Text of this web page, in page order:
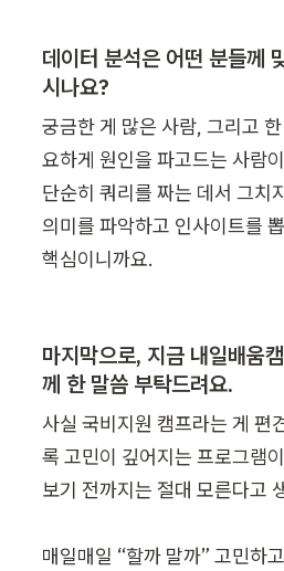
데이터 분석은 어떤 분들께
시나요?
궁금한 게 많은 사람, 그리고
요하게 원인을 파고드는 사람
단순히 쿼리를 짜는 데서 그치
의미를 파악하고 인사이트를
핵심이니까요.
마지막으로, 지금 내일배움
께 한 말씀 부탁드려요.
사실 국비지원 캠프라는 게 편
록 고민이 깊어지는 프로그램
보기 전까지는 절대 모른다고
매일매일 “할까 말까” 고민하